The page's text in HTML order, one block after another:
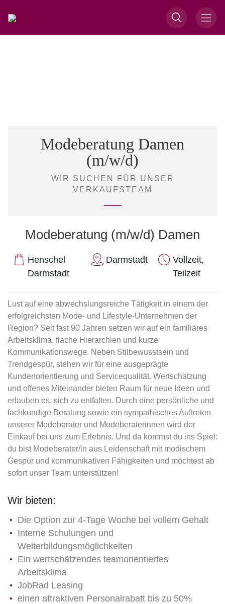
Modeberatung Damen
(m/w/d)
WIR SUCHEN FÜR UNSER
VERKAUFSTEAM
Modeberatung (m/w/d) Damen
Henschel
Darmstadt
Darmstadt
Vollzeit,
Teilzeit
Lust auf eine abwechslungsreiche Tätigkeit in einem der
erfolgreichsten Mode- und Lifestyle-Unternehmen der
Region? Seit fast 90 Jahren setzen wir auf ein familiäres
Arbeitsklima, flache Hierarchien und kurze
Kommunikationswege. Neben Stilbewusstsein und
Trendgespür, stehen wir für eine ausgeprägte
Kundenorientierung und Servicequalität. Wertschätzung
und offenes Miteinander bieten Raum für neue Ideen und
erlauben es, sich zu entfalten. Durch eine persönliche und
fachkundige Beratung sowie ein sympathisches Auftreten
unserer Modeberater und Modeberaterinnen wird der
Einkauf bei uns zum Erlebnis. Und da kommst du ins Spiel:
du bist Modeberater/in aus Leidenschaft mit modischem
Gespür und kommunikativen Fähigkeiten und möchtest ab
sofort unser Team unterstützen!
Wir bieten:
Die Option zur 4-Tage Woche bei vollem Gehalt
Interne Schulungen und
Weiterbildungsmöglichkeiten
Ein wertschätzendes teamorientiertes
Arbeitsklima
JobRad Leasing
einen attraktiven Personalrabatt bis zu 50%